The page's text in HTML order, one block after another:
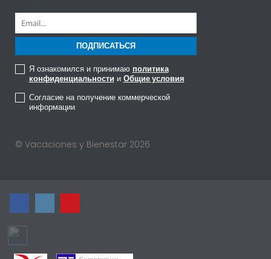
Я ознакомился и принимаю политика
конфиденциальности и Общие условия
Согласие на получение коммерческой
информации
© Vacaciones y Bienestar 2026